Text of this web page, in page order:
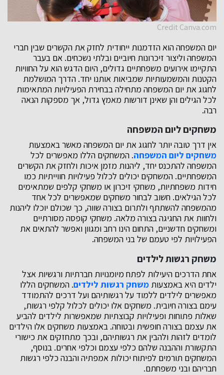
Credit Canva.com
יום המשפחה הוא הזדמנות ייחודית לחזק את הקשרים שבין חברי
המשפחה וליצור זיכרונות חיוביים ובלתי נשכחים. אם בעבר
התקיימו אירועים משפחתיים גדולים, היום הדגש הוא על החוויות
הקטנות והמשמעותיות שמביאות אותנו יחד. הדרך המושלמת
לחגוג את יום המשפחה מתחילה בבחירת הפעילויות המתאימות
לכל הגילים והן שאינן דורשות מאמץ גדול, אך מספקות הנאה
רבה.
משחקים ליום המשפחה
אין דרך טובה יותר לחגוג את יום המשפחה מאשר באמצעות
משחקים ליום המשפחה. המשחקים הללו מאפשרים לכל
המשפחה להתכנס יחד, ליהנות מזמן איכות ולחזק את הקשרים
המשפחתיים. המשחקים יכולים לכלול פעילויות חווייתיות כמו
חידות משפחתיות, משחקי זיכרון או משחקי קלפים שמתאימים
לכל הגילאים. חשוב לבחור משחקים שמאפשרים לכל אחד
מהמשפחה להשתתף ולתרום בצורה שווה, כך שכולם יוכלו ליהנות
ולחוות את החגיגה בצורה מלאה. משחקי קופסה מסורתיים
ומשחקים חדשניים, התחום הינו רחב ומגוון ואפשר להתאים את
הפעילויות לפי טעמם של בני המשפחה.
משחק רגשות לילדים
אחת הדרכים היעילות לפתח מיומנויות חברתיות ורגשיות אצל
ילדים היא באמצעות משחק רגשות לילדים. המשחקים הללו
מאפשרים לילדים ללמוד על רגשותיהם ועל דרכים להתמודד
עימם בצורה חיובית. משחקים אלו יכולים לכלול קלפי רגשות,
שאלות פתוחות ופעילויות קבוצתיות שמאפשרות לילדים להביע
את עצמם בצורה חופשית ובטוחה. באמצעות משחקים אלו הילדים
לומדים לזהות ולהבין את רגשותיהם, ובכך מתחזקים את כישורי
התקשורת וההבנה שלהם כלפי עצמם וכלפי אחרים. בנוסף,
המשחקים תורמים לפיתוח יכולות אמפתיה והבנה כלפי רגשות
חבריהם ובני משפחתם.